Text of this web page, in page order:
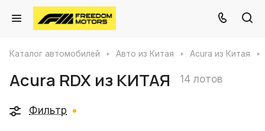
Каталог автомобилей Авто из Китая Acura из Китая
Acura RDX из КИТАЯ 14 лотов
Фильтр